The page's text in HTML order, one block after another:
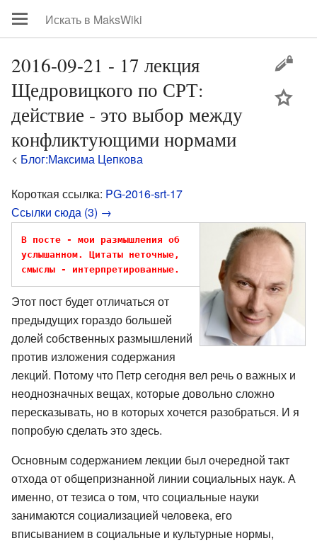
2016-09-21 - 17 лекция
Щедровицкого по СРТ:
действие - это выбор между
конфликтующими нормами
< Блог:Максима Цепкова
Короткая ссылка: PG-2016-srt-17
Ссылки сюда (3) →
В посте - мои размышления об
услышанном. Цитаты неточные,
смыслы - интерпретированные.
Этот пост будет отличаться от
предыдущих гораздо большей
долей собственных размышлений
против изложения содержания
лекций. Потому что Петр сегодня вел речь о важных и
неоднозначных вещах, которые довольно сложно
пересказывать, но в которых хочется разобраться. И я
попробую сделать это здесь.
Основным содержанием лекции был очередной такт
отхода от общепризнанной линии социальных наук. А
именно, от тезиса о том, что социальные науки
занимаются социализацией человека, его
вписыванием в социальные и культурные нормы,